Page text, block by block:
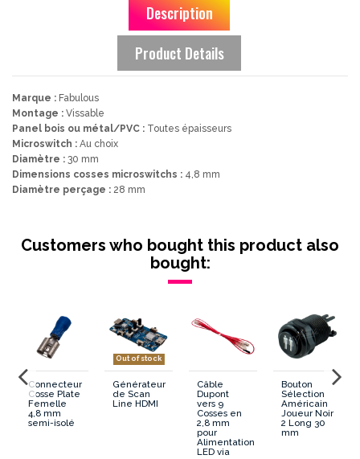
Description
Product Details
Marque : Fabulous
Montage : Vissable
Panel bois ou métal/PVC : Toutes épaisseurs
Microswitch : Au choix
Diamètre : 30 mm
Dimensions cosses microswitchs : 4,8 mm
Diamètre perçage : 28 mm
Montage Vissable
30 mm
Forme Generale Rond
Forme Poussoir
Dimension cosses Microswitch 4.8 mm
Diametre percage 28 mm
Customers who bought this product also
bought:
Connecteur
Cosse Plate
Femelle
4,8 mm
semi-isolé
Out of stock
Générateur
de Scan
Line HDMI
Câble
Dupont
vers 9
Cosses en
2,8 mm
pour
Alimentation
LED via
Bouton
Sélection
Américain
Joueur Noir
2 Long 30
mm